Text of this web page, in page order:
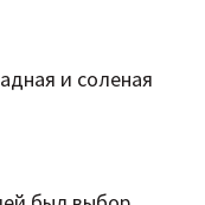
и соленая